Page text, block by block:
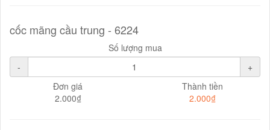
cốc mãng cầu trung - 6224
Số lượng mua
-
+
Đơn giá
2.000₫
Thành tiền
2.000₫